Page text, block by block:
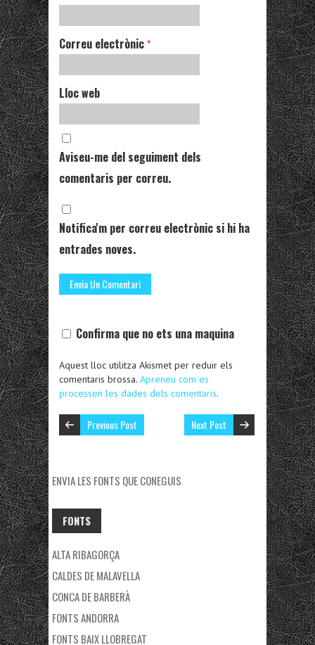
Correu electrònic *
Lloc web
Aviseu-me del seguiment dels
comentaris per correu.
Notifica'm per correu electrònic si hi ha
entrades noves.
Confirma que no ets una maquina
Aquest lloc utilitza Akismet per reduir els
comentaris brossa. Apreneu com es
processen les dades dels comentaris.
Previous Post Next Post
ENVIA LES FONTS QUE CONEGUIS
FONTS
ALTA RIBAGORÇA
CALDES DE MALAVELLA
CONCA DE BARBERÀ
FONTS ANDORRA
FONTS BAIX LLOBREGAT